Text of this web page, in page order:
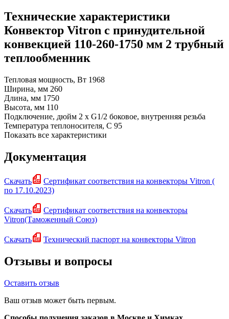
Технические характеристики
Конвектор Vitron с принудительной
конвекцией 110-260-1750 мм 2 трубный
теплообменник
Тепловая мощность, Вт 1968
Ширина, мм 260
Длина, мм 1750
Высота, мм 110
Подключение, дюйм 2 х G1/2 боковое, внутренняя резьба
Температура теплоносителя, С 95
Показать все характеристики
Документация
Скачать
Сертификат соответствия на конвекторы Vitron (
по 17.10.2023)
Скачать
Сертификат соответствия на конвекторы
Vitron(Таможенный Союз)
Скачать Технический паспорт на конвекторы Vitron
Отзывы и вопросы
Оставить отзыв
Ваш отзыв может быть первым.